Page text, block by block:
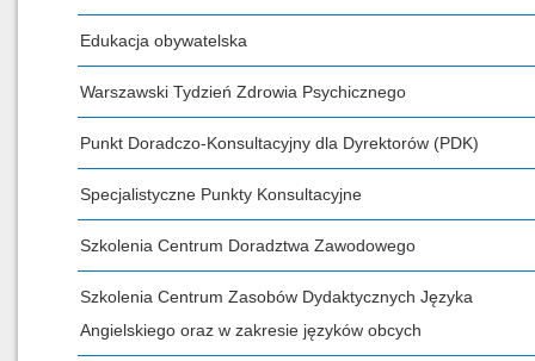
Edukacja obywatelska
Warszawski Tydzień Zdrowia Psychicznego
Punkt Doradczo-Konsultacyjny dla Dyrektorów (PDK)
Specjalistyczne Punkty Konsultacyjne
Szkolenia Centrum Doradztwa Zawodowego
Szkolenia Centrum Zasobów Dydaktycznych Języka
Angielskiego oraz w zakresie języków obcych